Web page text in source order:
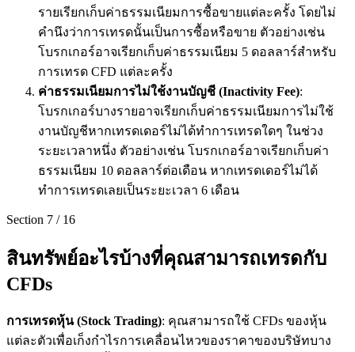
รายเรียกเก็บค่าธรรมเนียมการซื้อขายแต่ละครั้ง โดยไม่
คำนึงว่าการเทรดนั้นเป็นการซื้อหรือขาย ตัวอย่างเช่น
โบรกเกอร์อาจเรียกเก็บค่าธรรมเนียม 5 ดอลลาร์สำหรับ
การเทรด CFD แต่ละครั้ง
ค่าธรรมเนียมการไม่ใช้งานบัญชี (Inactivity Fee):
โบรกเกอร์บางรายอาจเรียกเก็บค่าธรรมเนียมการไม่ใช้
งานบัญชีหากเทรดเดอร์ไม่ได้ทำการเทรดใดๆ ในช่วง
ระยะเวลาหนึ่ง ตัวอย่างเช่น โบรกเกอร์อาจเรียกเก็บค่า
ธรรมเนียม 10 ดอลลาร์ต่อเดือน หากเทรดเดอร์ไม่ได้
ทำการเทรดเลยเป็นระยะเวลา 6 เดือน
Section 7 / 16
สินทรัพย์อะไรบ้างที่คุณสามารถเทรดกับ
CFDs
การเทรดหุ้น (Stock Trading): คุณสามารถใช้ CFDs ของหุ้น
แต่ละตัวเพื่อเก็งกำไรการเคลื่อนไหวของราคาของบริษัทบาง